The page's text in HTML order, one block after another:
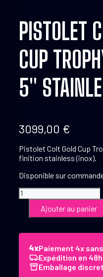
PISTOLET
CUP
5″
3099,00 €
Pistolet Colt Gold Cup
finition stainless (inox).
Disponible sur
quantité
de
Pistolet
Colt
Trophy
Super
Ajouter au panier
Paiement 4x
Expédition en 48h
Emballage discret